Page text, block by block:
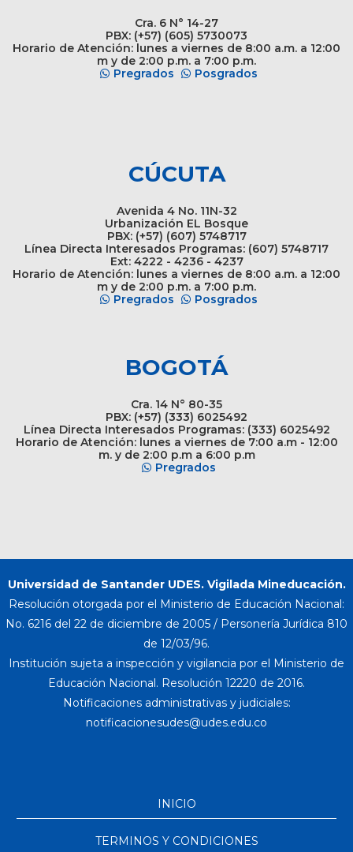
Cra. 6 N° 14-27
PBX: (+57) (605) 5730073
Horario de Atención: lunes a viernes de 8:00 a.m. a 12:00
m y de 2:00 p.m. a 7:00 p.m.
Pregrados
Posgrados
CÚCUTA
Avenida 4 No. 11N-32
Urbanización EL Bosque
PBX: (+57) (607) 5748717
Línea Directa Interesados Programas: (607) 5748717
Ext: 4222 - 4236 - 4237
Horario de Atención: lunes a viernes de 8:00 a.m. a 12:00
m y de 2:00 p.m. a 7:00 p.m.
Pregrados
Posgrados
BOGOTÁ
Cra. 14 N° 80-35
PBX: (+57) (333) 6025492
Línea Directa Interesados Programas: (333) 6025492
Horario de Atención: lunes a viernes de 7:00 a.m - 12:00
m. y de 2:00 p.m a 6:00 p.m
Pregrados
Universidad de Santander UDES. Vigilada Mineducación.
Resolución otorgada por el Ministerio de Educación Nacional:
No. 6216 del 22 de diciembre de 2005 / Personería Jurídica 810
de 12/03/96.
Institución sujeta a inspección y vigilancia por el Ministerio de
Educación Nacional. Resolución 12220 de 2016.
Notificaciones administrativas y judiciales:
INICIO
TERMINOS Y CONDICIONES